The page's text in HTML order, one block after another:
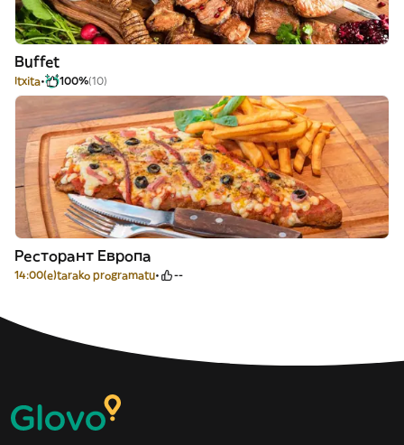
Buffet
Itxita 100%(10)
Ресторант Европа
14:00(e)tarako programatu --